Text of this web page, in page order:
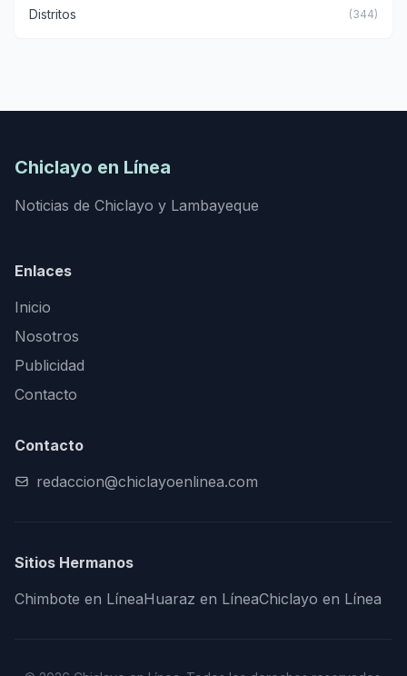
Distritos (344)
Chiclayo en Línea
Noticias de Chiclayo y Lambayeque
Enlaces
Inicio
Nosotros
Publicidad
Contacto
Contacto
redaccion@chiclayoenlinea.com
Sitios Hermanos
Chimbote en LíneaHuaraz en LíneaChiclayo en Línea